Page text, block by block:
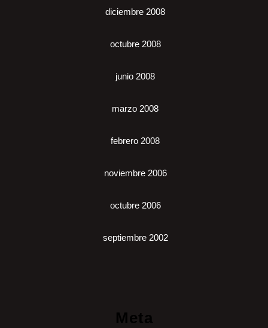
diciembre 2008
octubre 2008
junio 2008
marzo 2008
febrero 2008
noviembre 2006
octubre 2006
septiembre 2002
Meta